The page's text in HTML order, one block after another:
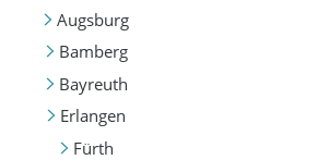
Augsburg
Bamberg
Bayreuth
Erlangen
Fürth